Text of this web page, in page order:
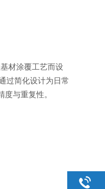
材涂覆工艺而设
过简化设计为日常
与重复性。